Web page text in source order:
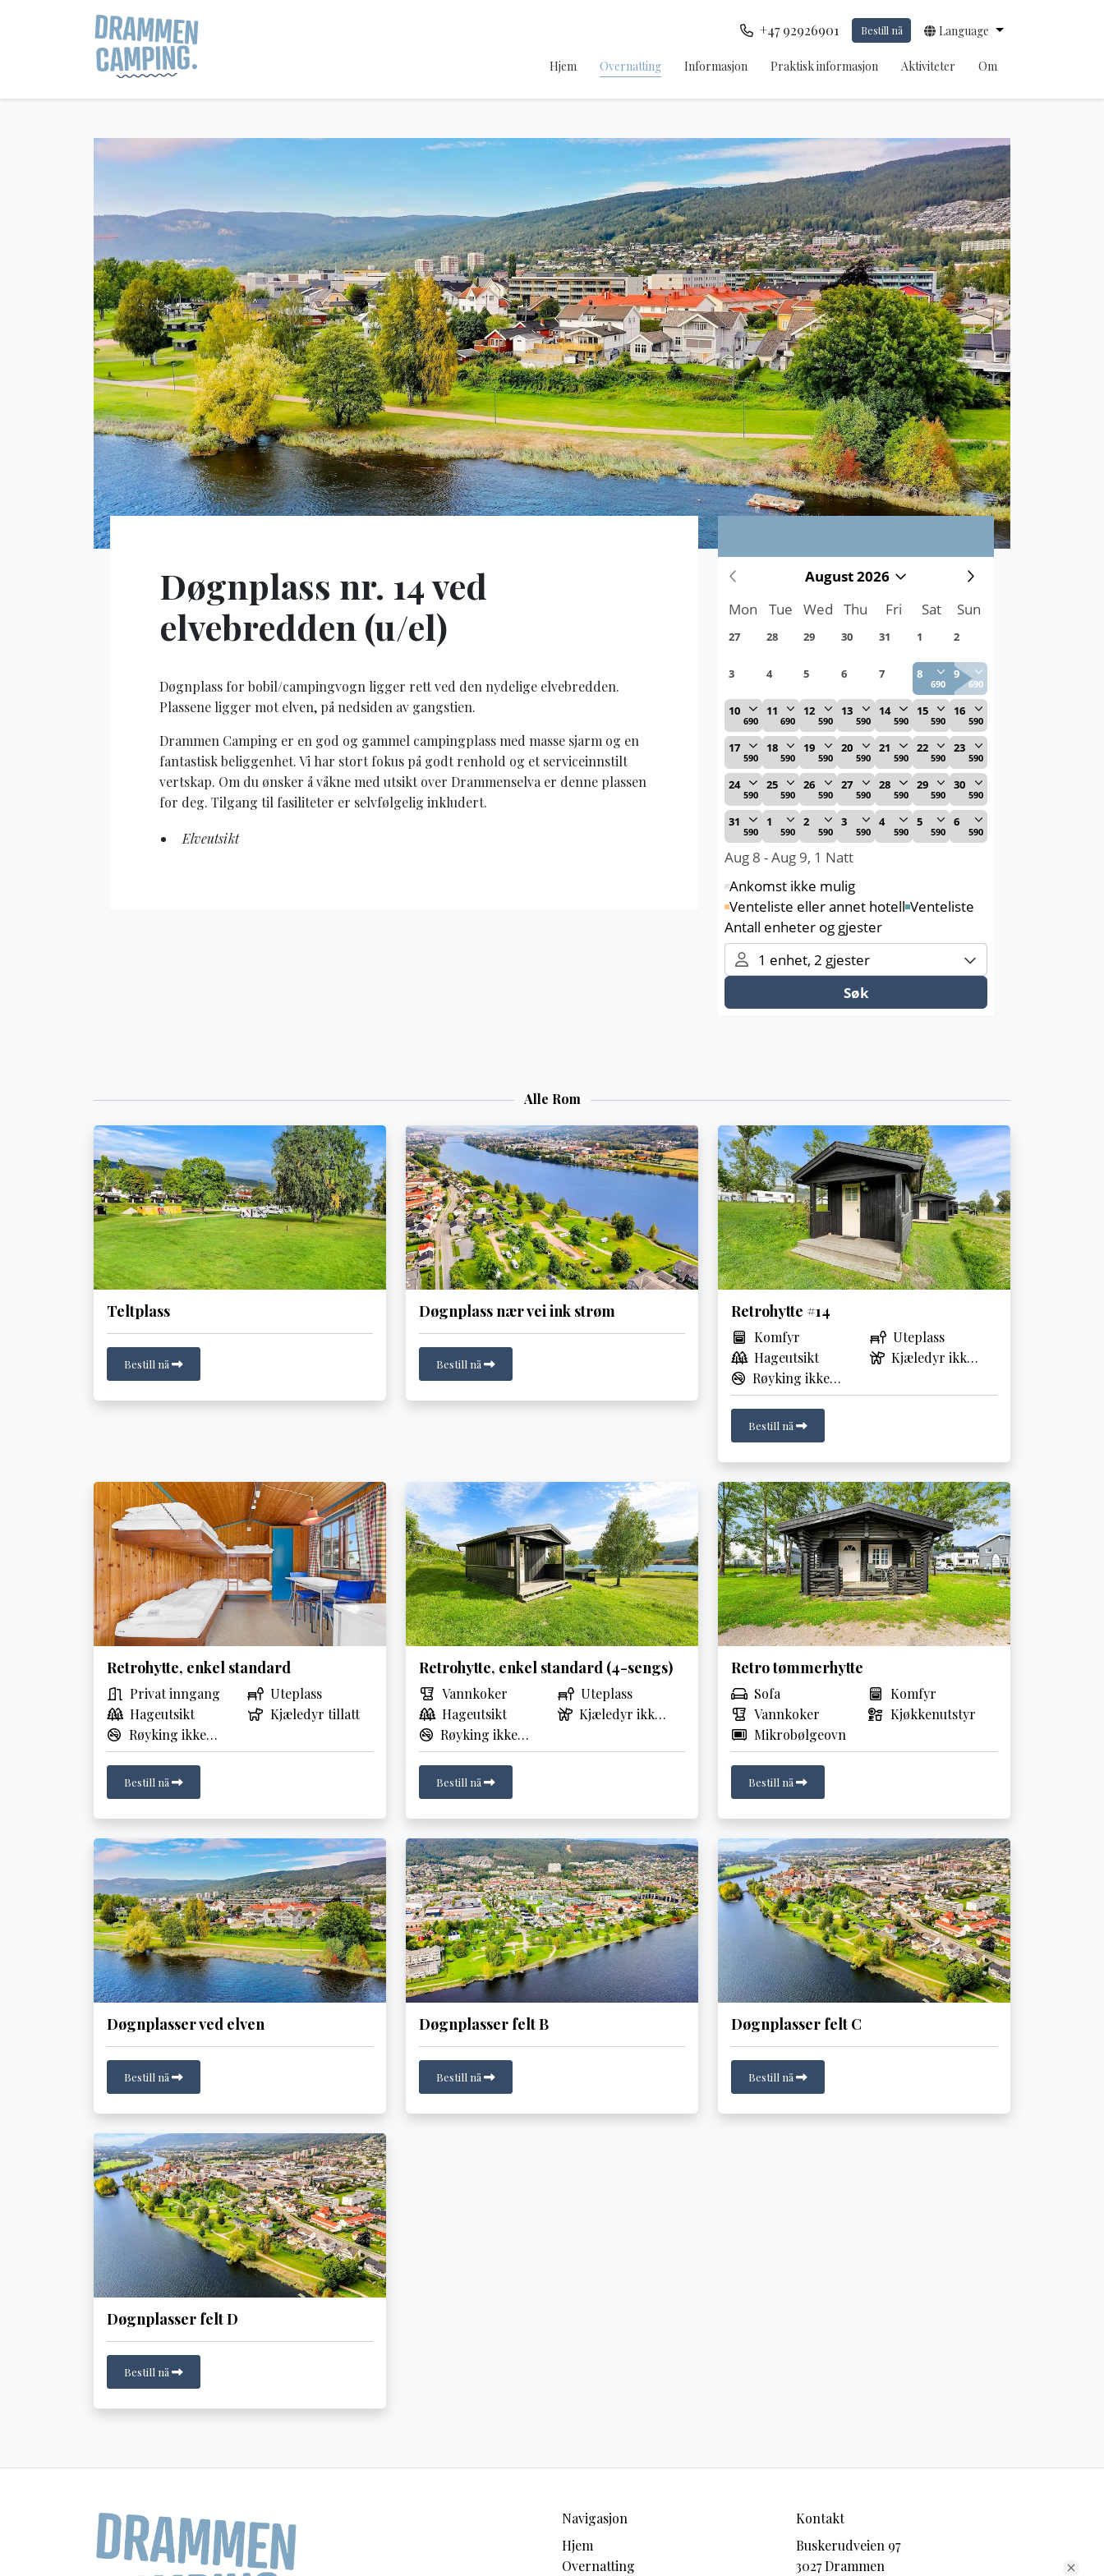
+47 92926901 Bestill nå Language
Hjem Overnatting Informasjon Praktisk informasjon Aktiviteter Om
Døgnplass nr. 14 ved
elvebredden (u/el)
Døgnplass for bobil/campingvogn ligger rett ved den nydelige elvebredden.
Plassene ligger mot elven, på nedsiden av gangstien.
Drammen Camping er en god og gammel campingplass med masse sjarm og en
fantastisk beliggenhet. Vi har stort fokus på godt renhold og et serviceinnstilt
vertskap. Om du ønsker å våkne med utsikt over Drammenselva er denne plassen
for deg. Tilgang til fasiliteter er selvfølgelig inkludert.
Elveutsikt
Alle Rom
Teltplass
Bestill nå
Døgnplass nær vei ink strøm
Bestill nå
Retrohytte #14
Komfyr
Uteplass
Hageutsikt
Kjæledyr ikke
Røyking ikke
tillatt
Bestill nå
Retrohytte, enkel standard
Privat inngang
Uteplass
Hageutsikt
Kjæledyr tillatt
Røyking ikke
tillatt
Bestill nå
Retrohytte, enkel standard (4-sengs)
Vannkoker
Uteplass
Hageutsikt
Kjæledyr ikke
Røyking ikke
tillatt
Bestill nå
Retro tømmerhytte
Sofa
Komfyr
Vannkoker
Kjøkkenutstyr
Mikrobølgeovn
Bestill nå
Døgnplasser ved elven
Bestill nå
Døgnplasser felt B
Bestill nå
Døgnplasser felt C
Bestill nå
Døgnplasser felt D
Bestill nå
Navigasjon
Hjem
Overnatting
Kontakt
Buskerudveien 97
3027 Drammen